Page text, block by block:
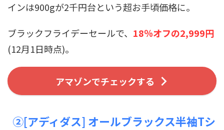
インは900gが2千円台という超お手頃価格に。
ブラックフライデーセールで、 18％オフの2,999円
(12月1日時点)。
アマゾンでチェックする
②[アディダス] オールブラックス半袖Tシ